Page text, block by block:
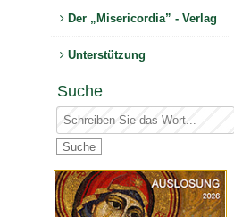
Der „Misericordia” - Verlag
Unterstützung
Suche